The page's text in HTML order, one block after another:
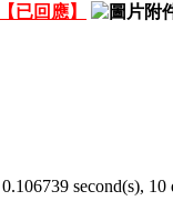
【已回應】
second(s),